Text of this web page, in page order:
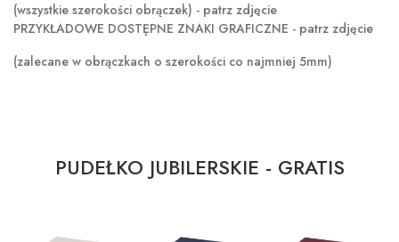
(wszystkie szerokości obrączek) - patrz zdjęcie
PRZYKŁADOWE DOSTĘPNE ZNAKI GRAFICZNE - patrz zdjęcie
(zalecane w obrączkach o szerokości co najmniej 5mm)
PUDEŁKO JUBILERSKIE - GRATIS